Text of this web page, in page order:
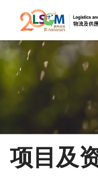
跳到内容（
主页
关于LSCM
项目及